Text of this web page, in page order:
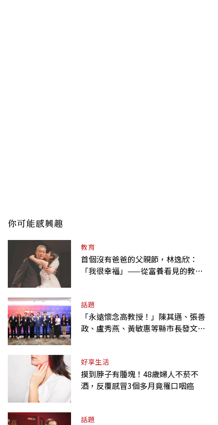
你可能感興趣
教育
首個沒有爸爸的父親節，林逸欣：
「我很幸福」——從富養看見的教養
話題
「永遠懷念高教授！」陳其邁、張善
政、盧秀燕、黃敏惠等縣市長發文弔
好享生活
摸到脖子有腫塊！48歲婦人不菸不
酒，反覆感冒3個多月竟罹口咽癌
話題